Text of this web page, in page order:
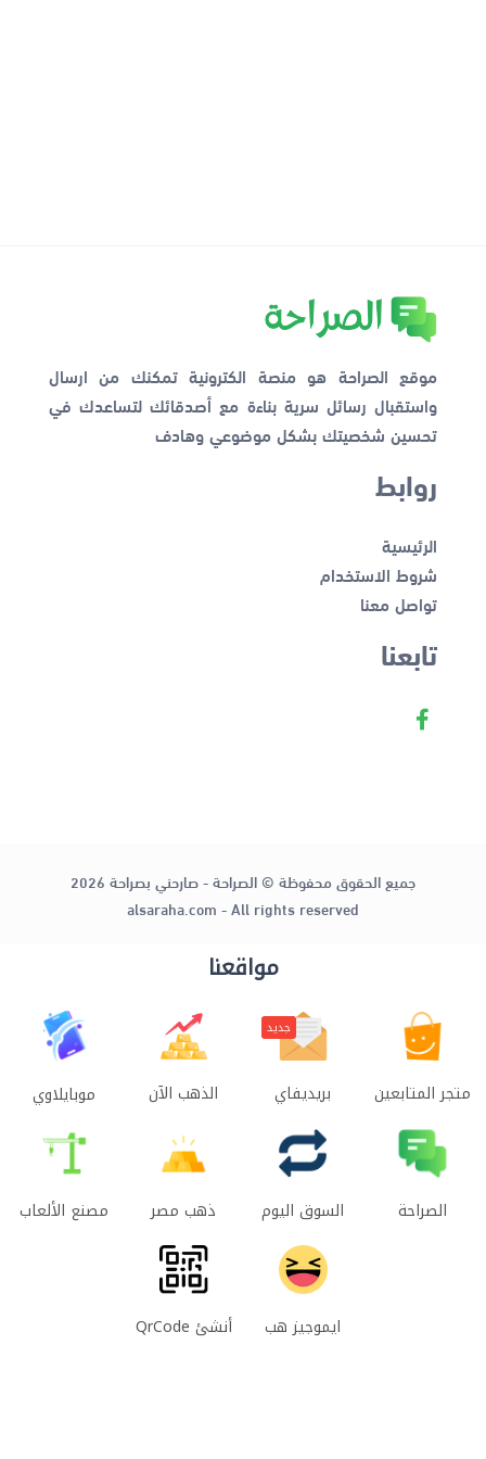
موقع الصراحة هو منصة الكترونية تمكنك من ارسال
واستقبال رسائل سرية بناءة مع أصدقائك لتساعدك في
تحسين شخصيتك بشكل موضوعي وهادف
روابط
الرئيسية
شروط الاستخدام
تواصل معنا
تابعنا
جميع الحقوق محفوظة © الصراحة - صارحني بصراحة 2026
alsaraha.com - All rights reserved